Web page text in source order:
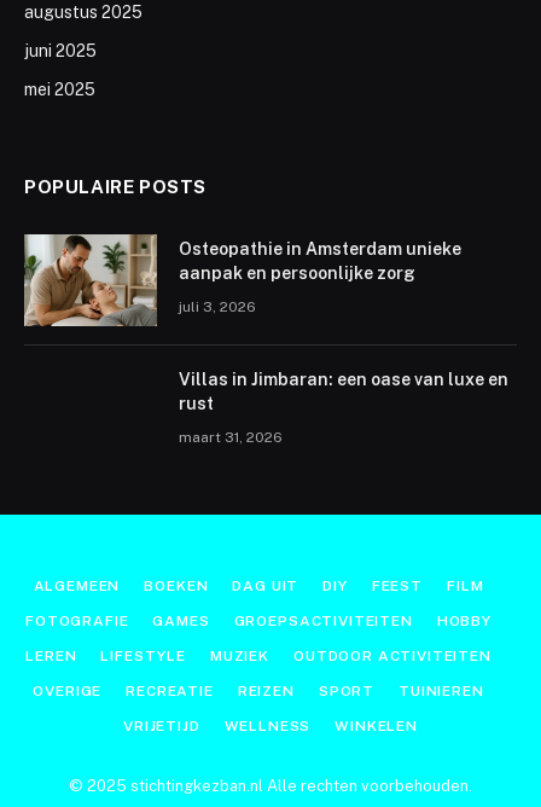
augustus 2025
juni 2025
mei 2025
POPULAIRE POSTS
Osteopathie in Amsterdam unieke
aanpak en persoonlijke zorg
juli 3, 2026
Villas in Jimbaran: een oase van luxe en
rust
maart 31, 2026
ALGEMEEN BOEKEN DAG UIT DIY FEEST FILM
FOTOGRAFIE GAMES GROEPSACTIVITEITEN HOBBY
LEREN LIFESTYLE MUZIEK OUTDOOR ACTIVITEITEN
OVERIGE RECREATIE REIZEN SPORT TUINIEREN
VRIJETIJD WELLNESS WINKELEN
© 2025 stichtingkezban.nl Alle rechten voorbehouden.